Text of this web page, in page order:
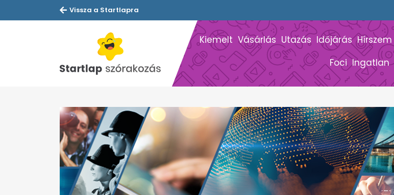
Vissza a Startlapra
Kiemelt Vásárlás Utazás Időjárás Hírszem
Foci Ingatlan